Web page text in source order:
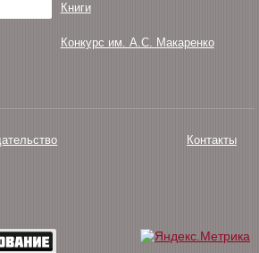
Книги
Конкурс им. А.С. Макаренко
Контакты